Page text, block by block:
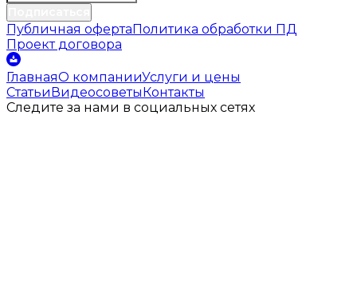
Публичная оферта Политика обработки ПД
Проект договора
ГлавнаяО компанииУслуги и цены
Статьи Видеосоветы Контакты
Следите за нами в социальных сетях